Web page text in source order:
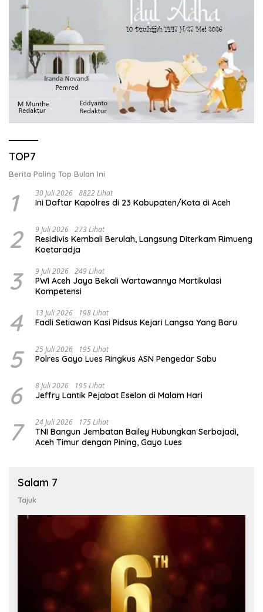
TOP7
Berita Paling Top Bulan Ini
1 30 Juli 2026 8822 Lihat
Ini Daftar Kapolres di 23 Kabupaten/Kota di Aceh
2 9 Juli 2026 273 Lihat
Residivis Kembali Berulah, Langsung Diterkam Rimueng
Koetaradja
3 9 Juli 2026 249 Lihat
PWI Aceh Jaya Bekali Wartawannya Martikulasi
Kompetensi
4 13 Juli 2026 198 Lihat
Fadli Setiawan Kasi Pidsus Kejari Langsa Yang Baru
5 25 Juli 2026 195 Lihat
Polres Gayo Lues Ringkus ASN Pengedar Sabu
6 8 Juli 2026 195 Lihat
Jeffry Lantik Pejabat Eselon di Malam Hari
7 24 Juli 2026 175 Lihat
TNI Bangun Jembatan Bailey Hubungkan Serbajadi,
Aceh Timur dengan Pining, Gayo Lues
Salam 7
Tajuk